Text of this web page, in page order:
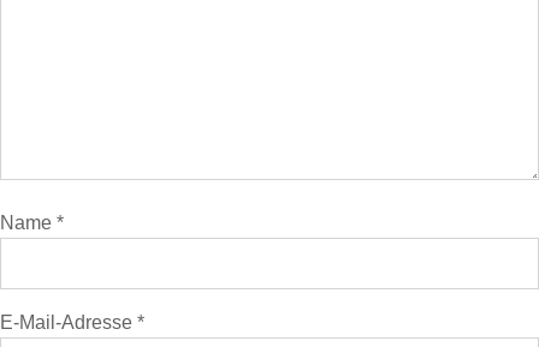
Name *
E-Mail-Adresse *